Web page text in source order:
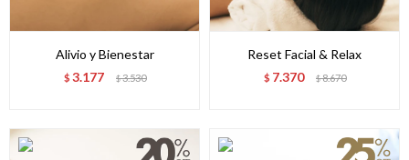
Alivio y Bienestar
$ 3.177 $3.530
Reset Facial & Relax
$ 7.370 $8.670